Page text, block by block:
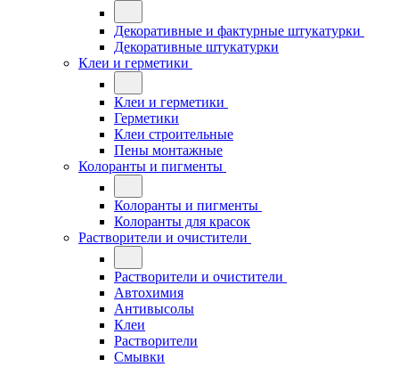
Декоративные и фактурные штукатурки
Декоративные штукатурки
Клеи и герметики
Клеи и герметики
Герметики
Клеи строительные
Пены монтажные
Колоранты и пигменты
Колоранты и пигменты
Колоранты для красок
Растворители и очистители
Растворители и очистители
Автохимия
Антивысолы
Клеи
Растворители
Смывки